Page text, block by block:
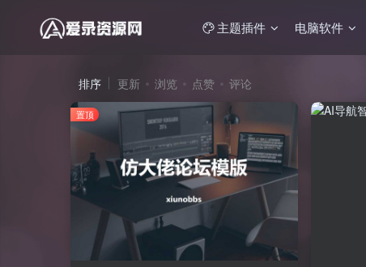
主题插件 电脑软件
排序 更新 浏览 点赞 评论
置顶